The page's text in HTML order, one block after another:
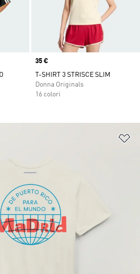
Price
35 €
T-SHIRT 3 STRISCE SLIM
Donna Originals
16 colori